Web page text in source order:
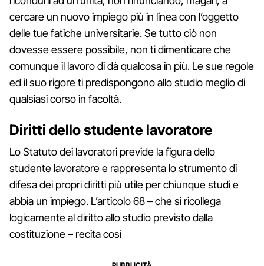
cercare un nuovo impiego più in linea con l’oggetto
delle tue fatiche universitarie. Se tutto ciò non
dovesse essere possibile, non ti dimenticare che
comunque il lavoro di dà qualcosa in più. Le sue regole
ed il suo rigore ti predispongono allo studio meglio di
qualsiasi corso in facoltà.
Diritti dello studente lavoratore
Lo Statuto dei lavoratori previde la figura dello
studente lavoratore e rappresenta lo strumento di
difesa dei propri diritti più utile per chiunque studi e
abbia un impiego. L’articolo 68 – che si ricollega
logicamente al diritto allo studio previsto dalla
costituzione – recita così